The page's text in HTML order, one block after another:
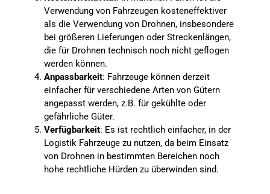
Verwendung von Fahrzeugen kosteneffektiver
als die Verwendung von Drohnen, insbesondere
bei größeren Lieferungen oder Streckenlängen,
die für Drohnen technisch noch nicht geflogen
werden können.
Anpassbarkeit: Fahrzeuge können derzeit
einfacher für verschiedene Arten von Gütern
angepasst werden, z.B. für gekühlte oder
gefährliche Güter.
Verfügbarkeit: Es ist rechtlich einfacher, in der
Logistik Fahrzeuge zu nutzen, da beim Einsatz
von Drohnen in bestimmten Bereichen noch
hohe rechtliche Hürden zu überwinden sind.